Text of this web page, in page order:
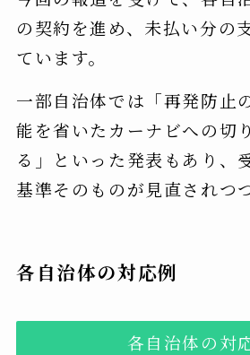
の契約を進め、未払い分の
ています。
一部自治体では「再発防止
能を省いたカーナビへの切
る」といった発表もあり、
基準そのものが見直されつ
各自治体の対応例
各自治体の対